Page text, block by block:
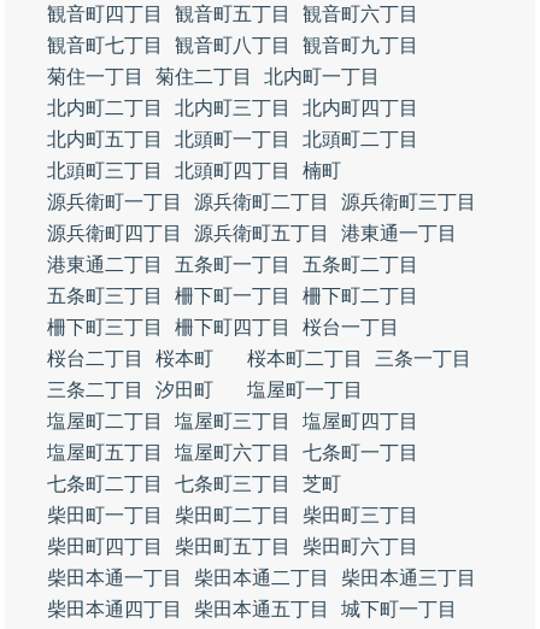
観音町四丁目
観音町五丁目
観音町六丁目
観音町七丁目
観音町八丁目
観音町九丁目
菊住一丁目
菊住二丁目
北内町一丁目
北内町二丁目
北内町三丁目
北内町四丁目
北内町五丁目
北頭町一丁目
北頭町二丁目
北頭町三丁目
北頭町四丁目
楠町
源兵衛町一丁目
源兵衛町二丁目
源兵衛町三丁目
源兵衛町四丁目
源兵衛町五丁目
港東通一丁目
港東通二丁目
五条町一丁目
五条町二丁目
五条町三丁目
柵下町一丁目
柵下町二丁目
柵下町三丁目
柵下町四丁目
桜台一丁目
桜台二丁目
桜本町 桜本町二丁目
三条一丁目
三条二丁目
汐田町
塩屋町一丁目
塩屋町二丁目
塩屋町三丁目
塩屋町四丁目
塩屋町五丁目
塩屋町六丁目
七条町一丁目
七条町二丁目
七条町三丁目
芝町
柴田町一丁目
柴田町二丁目
柴田町三丁目
柴田町四丁目
柴田町五丁目
柴田町六丁目
柴田本通一丁目
柴田本通二丁目
柴田本通三丁目
柴田本通四丁目
柴田本通五丁目
城下町一丁目